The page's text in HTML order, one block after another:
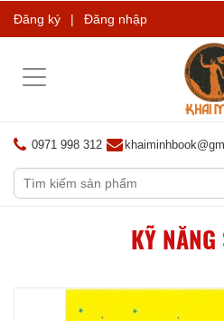
Đăng ký | Đăng nhập
Toggle
0971 998 312
KỸ NĂNG